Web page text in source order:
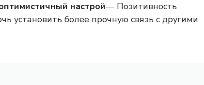
настрой— Позитивность
установить более прочную связь с другими